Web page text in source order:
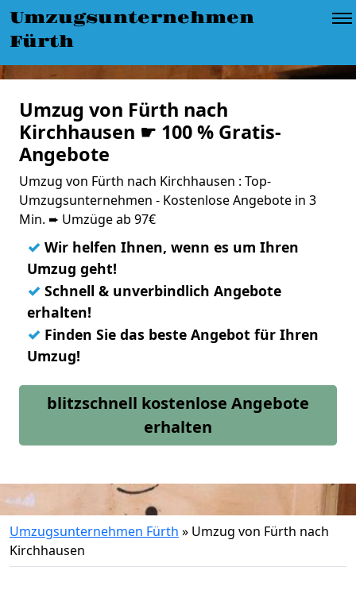
Umzugsunternehmen
Fürth
Umzug von Fürth nach
Kirchhausen ☛ 100 % Gratis-
Angebote
Umzug von Fürth nach Kirchhausen : Top-
Umzugsunternehmen - Kostenlose Angebote in 3
Min. ➨ Umzüge ab 97€
✓ Wir helfen Ihnen, wenn es um Ihren
Umzug geht!
✓ Schnell & unverbindlich Angebote
erhalten!
✓ Finden Sie das beste Angebot für Ihren
Umzug!
blitzschnell kostenlose Angebote
erhalten
Umzugsunternehmen Fürth » Umzug von Fürth nach
Kirchhausen